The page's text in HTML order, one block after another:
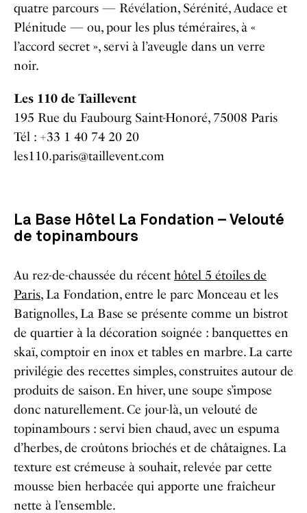
quatre parcours — Révélation, Sérénité, Audace et
Plénitude — ou, pour les plus téméraires, à «
l’accord secret », servi à l’aveugle dans un verre
noir.
Les 110 de Taillevent
195 Rue du Faubourg Saint-Honoré, 75008 Paris
Tél : +33 1 40 74 20 20
les110.paris@taillevent.com
La Base Hôtel La Fondation – Velouté
de topinambours
Au rez-de-chaussée du récent hôtel 5 étoiles de
Paris, La Fondation, entre le parc Monceau et les
Batignolles, La Base se présente comme un bistrot
de quartier à la décoration soignée : banquettes en
skaï, comptoir en inox et tables en marbre. La carte
privilégie des recettes simples, construites autour de
produits de saison. En hiver, une soupe s’impose
donc naturellement. Ce jour-là, un velouté de
topinambours : servi bien chaud, avec un espuma
d’herbes, de croûtons briochés et de châtaignes. La
texture est crémeuse à souhait, relevée par cette
mousse bien herbacée qui apporte une fraîcheur
nette à l’ensemble.